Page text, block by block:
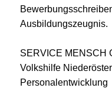
Ausbildungszeugnis.
SERVICE MENSCH
Volkshilfe
Personalentwicklung